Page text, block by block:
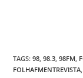
TAGS:98 98.3 98FM
FOLHAFMENTREVISTA